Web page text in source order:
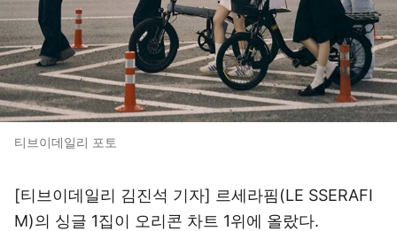
티브이데일리 포토
[티브이데일리 김진석 기자] 르세라핌(LE SSERAFI
M)의 싱글 1집이 오리콘 차트 1위에 올랐다.